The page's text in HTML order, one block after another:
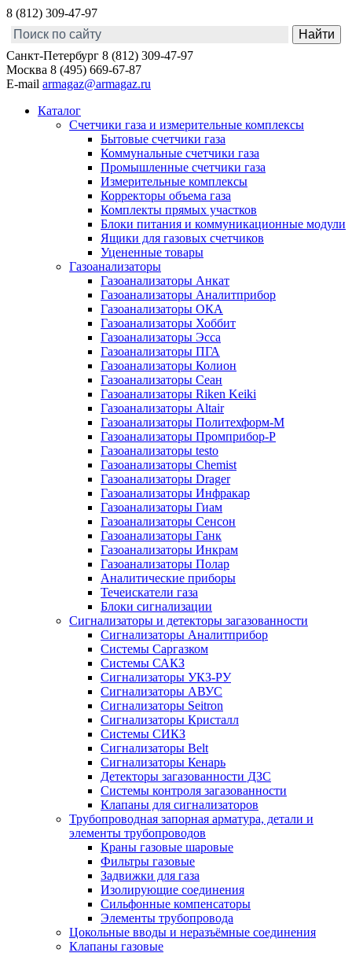
8 (812) 309-47-97
Санкт-Петербург 8 (812) 309-47-97
Москва 8 (495) 669-67-87
E-mail armagaz@armagaz.ru
Каталог
Счетчики газа и измерительные комплексы
Бытовые счетчики газа
Коммунальные счетчики газа
Промышленные счетчики газа
Измерительные комплексы
Корректоры объема газа
Комплекты прямых участков
Блоки питания и коммуникационные модули
Ящики для газовых счетчиков
Уцененные товары
Газоанализаторы
Газоанализаторы Анкат
Газоанализаторы Аналитприбор
Газоанализаторы ОКА
Газоанализаторы Хоббит
Газоанализаторы Эсса
Газоанализаторы ПГА
Газоанализаторы Колион
Газоанализаторы Сеан
Газоанализаторы Riken Keiki
Газоанализаторы Altair
Газоанализаторы Политехформ-М
Газоанализаторы Промприбор-Р
Газоанализаторы testo
Газоанализаторы Chemist
Газоанализаторы Drager
Газоанализаторы Инфракар
Газоанализаторы Гиам
Газоанализаторы Сенсон
Газоанализаторы Ганк
Газоанализаторы Инкрам
Газоанализаторы Полар
Аналитические приборы
Течеискатели газа
Блоки сигнализации
Сигнализаторы и детекторы загазованности
Сигнализаторы Аналитприбор
Системы Саргазком
Системы САКЗ
Сигнализаторы УКЗ-РУ
Сигнализаторы АВУС
Сигнализаторы Seitron
Сигнализаторы Кристалл
Системы СИКЗ
Сигнализаторы Belt
Сигнализаторы Кенарь
Детекторы загазованности ДЗС
Системы контроля загазованности
Клапаны для сигнализаторов
Трубопроводная запорная арматура, детали и
элементы трубопроводов
Краны газовые шаровые
Фильтры газовые
Задвижки для газа
Изолирующие соединения
Сильфонные компенсаторы
Элементы трубопровода
Цокольные вводы и неразъёмные соединения
Клапаны газовые